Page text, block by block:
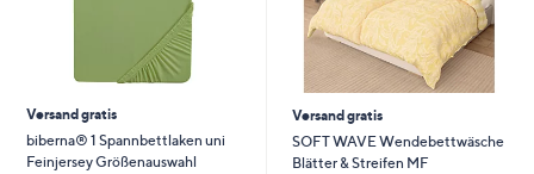
Versand gratis
biberna® 1 Spannbettlaken uni
Feinjersey Größenauswahl
Versand gratis
SOFT WAVE Wendebettwäsche
Blätter & Streifen MF